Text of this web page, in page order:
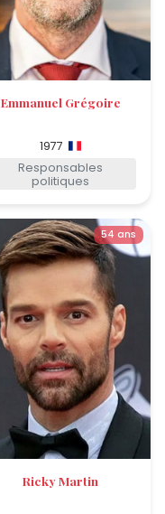
Emmanuel Grégoire
1977
Responsables
politiques
54 ans
Ricky Martin